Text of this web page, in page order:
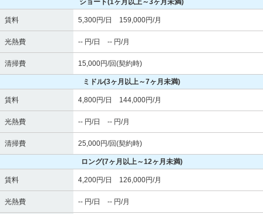
賃料 5,300円/日 159,000円/月
光熱費 -- 円/日 -- 円/月
清掃費 15,000円/回(契約時)
ミドル(3ヶ月以上～7ヶ月未満)
賃料 4,800円/日 144,000円/月
光熱費 -- 円/日 -- 円/月
清掃費 25,000円/回(契約時)
ロング(7ヶ月以上～12ヶ月未満)
賃料 4,200円/日 126,000円/月
光熱費 -- 円/日 -- 円/月